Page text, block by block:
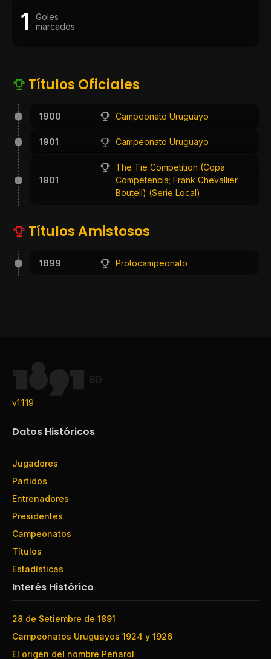
1
Goles
marcados
Títulos Oficiales
1900 Campeonato Uruguayo
1901 Campeonato Uruguayo
1901
The Tie Competition (Copa
Competencia; Frank Chevallier
Boutell) (Serie Local)
Títulos Amistosos
1899 Protocampeonato
BD
v1.1.19
Datos Históricos
Jugadores
Partidos
Entrenadores
Presidentes
Campeonatos
Títulos
Estadísticas
Interés Histórico
28 de Setiembre de 1891
Campeonatos Uruguayos 1924 y 1926
El origen del nombre Peñarol